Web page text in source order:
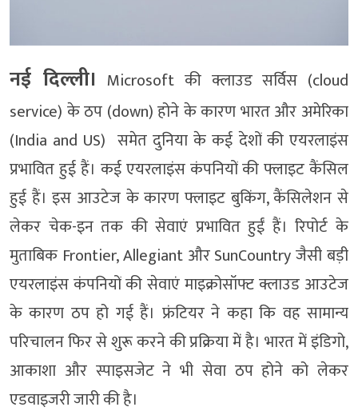
नई दिल्ली। Microsoft की क्लाउड सर्विस (cloud
service) के ठप (down) होने के कारण भारत और अमेरिका
(India and US) समेत दुनिया के कई देशों की एयरलाइंस
प्रभावित हुई हैं। कई एयरलाइंस कंपनियों की फ्लाइट कैंसिल
हुई हैं। इस आउटेज के कारण फ्लाइट बुकिंग, कैंसिलेशन से
लेकर चेक-इन तक की सेवाएं प्रभावित हुईं हैं। रिपोर्ट के
मुताबिक Frontier, Allegiant और SunCountry जैसी बड़ी
एयरलाइंस कंपनियों की सेवाएं माइक्रोसॉफ्ट क्लाउड आउटेज
के कारण ठप हो गई हैं। फ्रंटियर ने कहा कि वह सामान्य
परिचालन फिर से शुरू करने की प्रक्रिया में है। भारत में इंडिगो,
आकाशा और स्पाइसजेट ने भी सेवा ठप होने को लेकर
एडवाइजरी जारी की है।